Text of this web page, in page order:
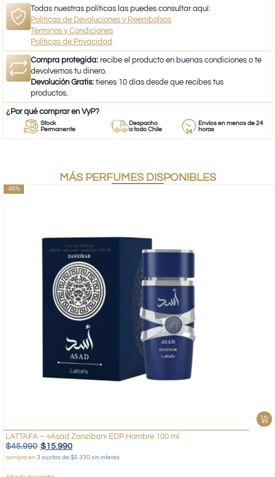
Todas nuestras políticas las puedes consultar aquí:
Políticas de Devoluciones y Reembolsos
Términos y Condiciones
Políticas de Privacidad
Compra protegida: recibe el producto en buenas condiciones o te
devolvemos tu dinero.
Devolución Gratis: tienes 10 días desde que recibes tus
productos.
¿Por qué comprar en VyP?
Stock
Permanente
Despacho
a todo Chile
Envíos en menos de 24
horas
MÁS PERFUMES DISPONIBLES
-65%
LATTAFA – «Asad Zanzibar» EDP Hombre 100 ml
$45.990 $15.990
compra en 3 cuotas de $5.330 sin interés